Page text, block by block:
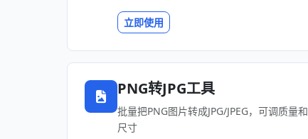
立即使用
PNG转JPG工具
批量把PNG图片转成JPG/JPEG，可调质量和
尺寸